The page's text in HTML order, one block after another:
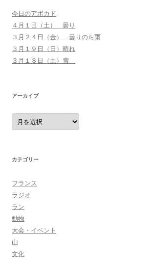
今日のアボカド
４月１日（土） 曇り
３月２４日（金） 曇りのち雨
３月１９日（日）晴れ
３月１８日（土）雪
アーカイブ
ア
ー
カ
カテゴリー
フランス
ラジオ
ラン
動物
大会・イベント
山
文化